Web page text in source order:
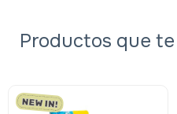
Productos que